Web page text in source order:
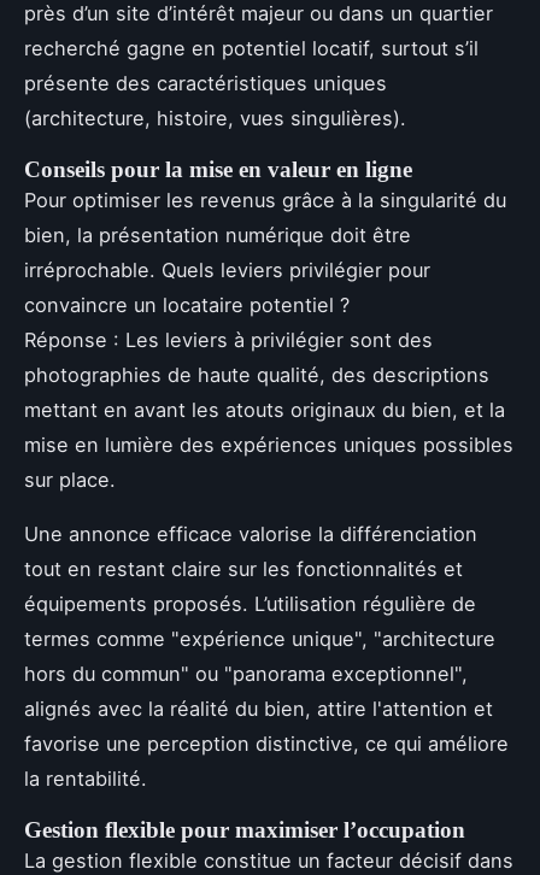
près d’un site d’intérêt majeur ou dans un quartier
recherché gagne en potentiel locatif, surtout s’il
présente des caractéristiques uniques
(architecture, histoire, vues singulières).
Conseils pour la mise en valeur en ligne
Pour optimiser les revenus grâce à la singularité du
bien, la présentation numérique doit être
irréprochable. Quels leviers privilégier pour
convaincre un locataire potentiel ?
Réponse : Les leviers à privilégier sont des
photographies de haute qualité, des descriptions
mettant en avant les atouts originaux du bien, et la
mise en lumière des expériences uniques possibles
sur place.
Une annonce efficace valorise la différenciation
tout en restant claire sur les fonctionnalités et
équipements proposés. L’utilisation régulière de
termes comme "expérience unique", "architecture
hors du commun" ou "panorama exceptionnel",
alignés avec la réalité du bien, attire l'attention et
favorise une perception distinctive, ce qui améliore
la rentabilité.
Gestion flexible pour maximiser l’occupation
La gestion flexible constitue un facteur décisif dans